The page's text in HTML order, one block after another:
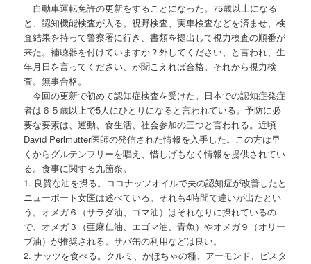
自動車運転免許の更新をすることになった。75歳以上になる
と、認知機能検査が入る。視野検査、実車検査などを済ませ、検
査結果を持って警察署に行き、書類を提出して視力検査の順番が
来た。補聴器を付けていますか？外してください、と言われ、生
年月日を言ってください、が聞こえれば合格。それから視力検
査。無事合格。
今回の更新で初めて認知症検査を受けた。日本での認知症発症
者は６５歳以上で5人にひとりになると言われている。予防に必
要な要素は、運動、食生活、社会参加の三つと言われる。近頃
David Perlmutter医師の発信された情報を入手した。この方は早
くからグルテンフリーを唱え、惜しげもなく情報を提供されてい
る。食事に関する九箇条。
1. 良質な油を摂る。ココナッツオイルで夫の認知症が改善したと
ニューポート女医は述べている。それも4時間で違いが出たとい
う。オメガ６（サラダ油、ゴマ油）はそれなりに摂れているの
で、オメガ３（亜麻仁油、エゴマ油、青魚）やオメガ９（オリー
ブ油）が推奨される。サバ缶の利用などは良い。
2. ナッツを食べる。クルミ、かぼちゃの種、アーモンド、ピスタ